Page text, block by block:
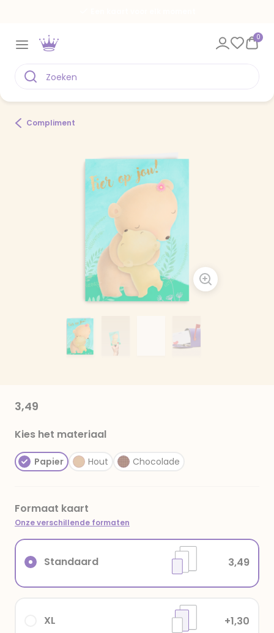
0
Compliment
3,49
Kies het materiaal
Papier Hout Chocolade
Formaat kaart
Onze verschillende formaten
XL +1,30
Standaard 3,49